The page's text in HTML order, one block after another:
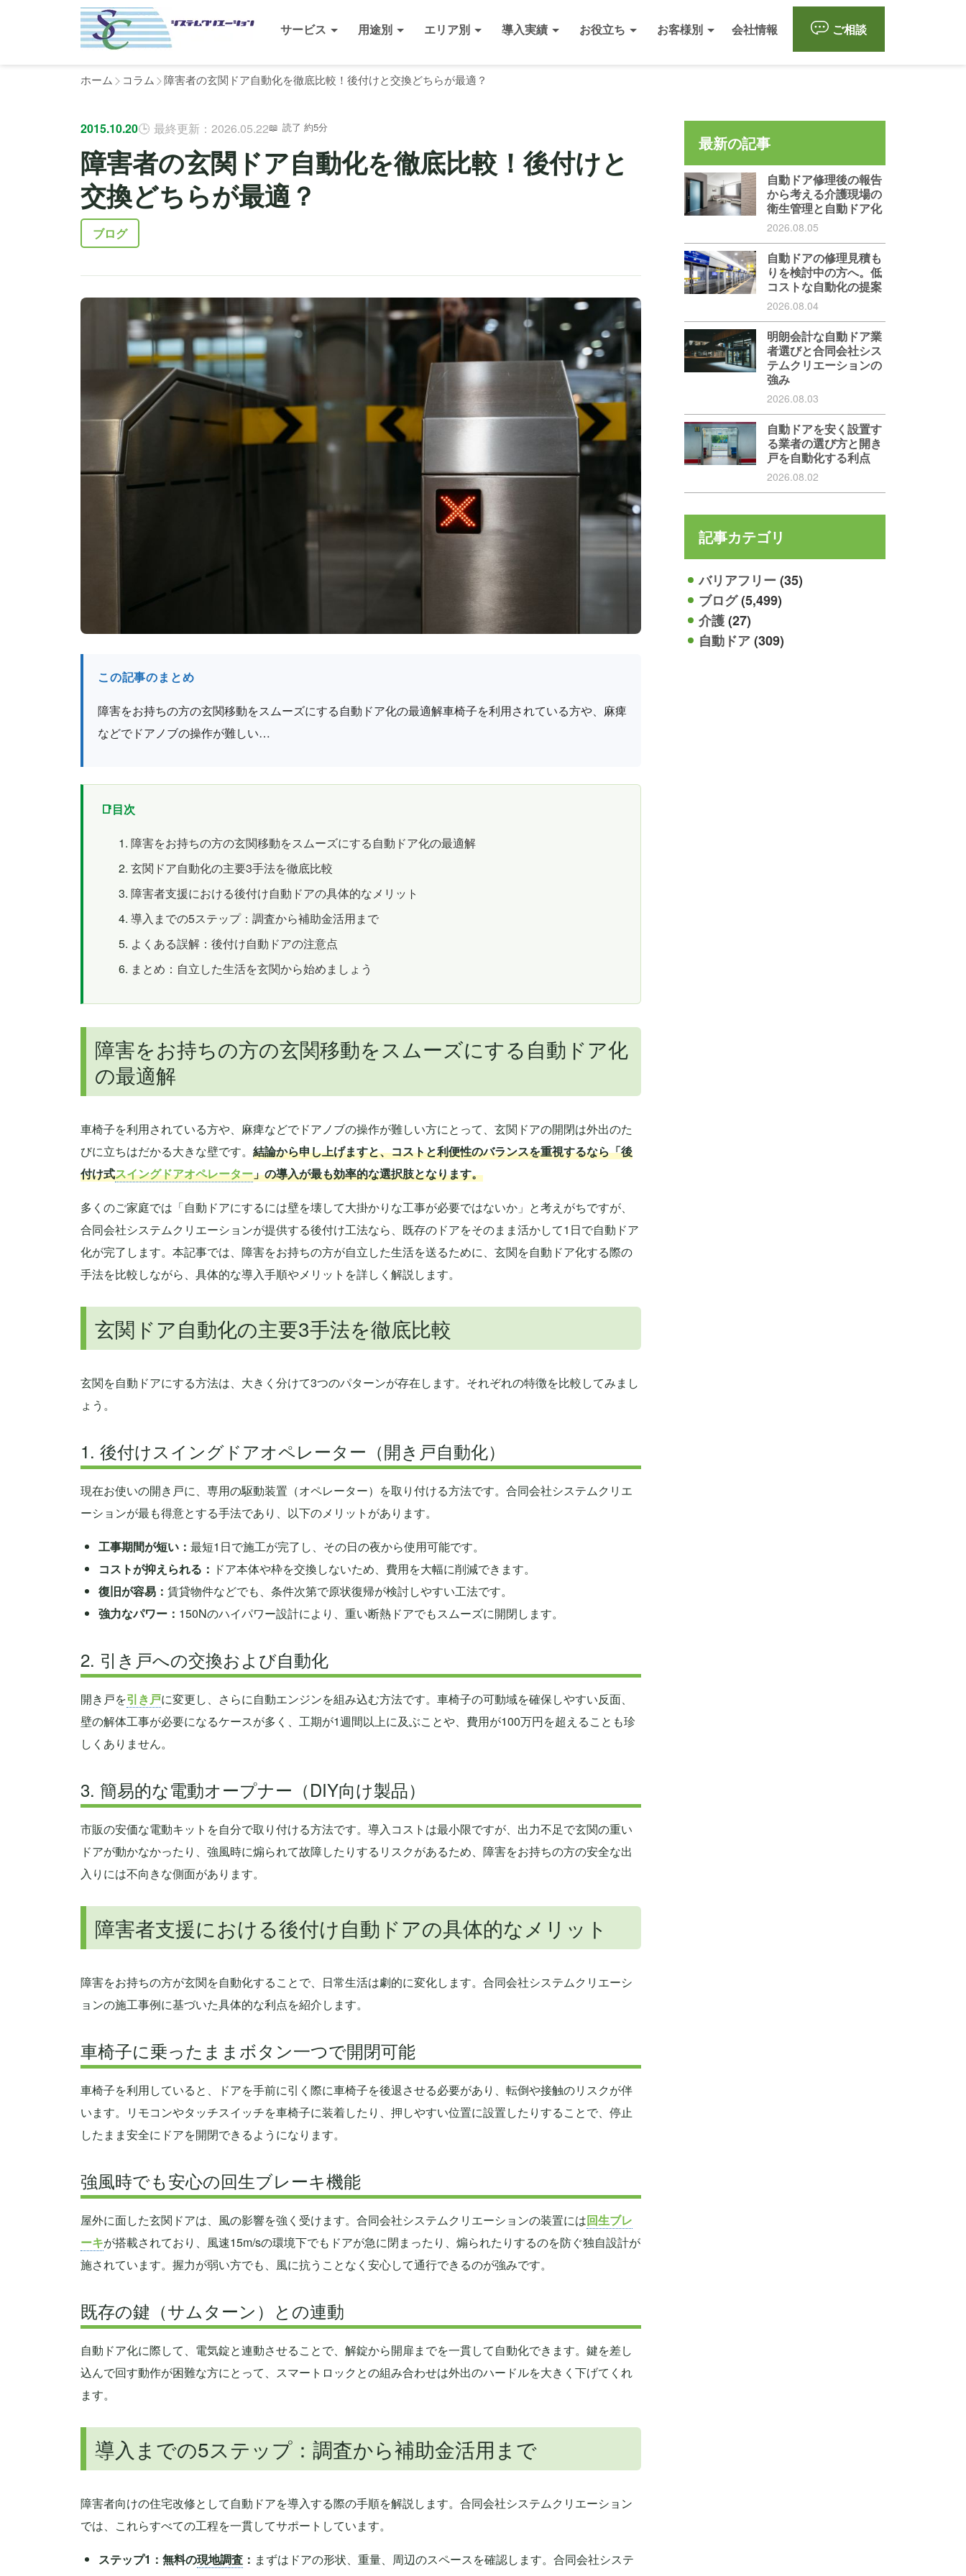
サービス 用途別 エリア別 導入実績 お役立ち お客様別 会社情報 ご相談
ホーム コラム 障害者の玄関ドア自動化を徹底比較！後付けと交換どちらが最適？
2015.10.20 最終更新：2026.05.22 読了 約5分
障害者の玄関ドア自動化を徹底比較！後付けと
交換どちらが最適？
ブログ
この記事のまとめ
障害をお持ちの方の玄関移動をスムーズにする自動ドア化の最適解車椅子を利用されている方や、麻痺
などでドアノブの操作が難しい…
目次
障害をお持ちの方の玄関移動をスムーズにする自動ドア化の最適解
玄関ドア自動化の主要3手法を徹底比較
障害者支援における後付け自動ドアの具体的なメリット
導入までの5ステップ：調査から補助金活用まで
よくある誤解：後付け自動ドアの注意点
まとめ：自立した生活を玄関から始めましょう
障害をお持ちの方の玄関移動をスムーズにする自動ドア化
の最適解
車椅子を利用されている方や、麻痺などでドアノブの操作が難しい方にとって、玄関ドアの開閉は外出のた
びに立ちはだかる大きな壁です。 結論から申し上げますと、コストと利便性のバランスを重視するなら「後
付け式スイングドアオペレーター」の導入が最も効率的な選択肢となります。
多くのご家庭では「自動ドアにするには壁を壊して大掛かりな工事が必要ではないか」と考えがちですが、
合同会社システムクリエーションが提供する後付け工法なら、既存のドアをそのまま活かして1日で自動ドア
化が完了します。本記事では、障害をお持ちの方が自立した生活を送るために、玄関を自動ドア化する際の
手法を比較しながら、具体的な導入手順やメリットを詳しく解説します。
玄関ドア自動化の主要3手法を徹底比較
玄関を自動ドアにする方法は、大きく分けて3つのパターンが存在します。それぞれの特徴を比較してみまし
ょう。
1. 後付けスイングドアオペレーター（開き戸自動化）
現在お使いの開き戸に、専用の駆動装置（オペレーター）を取り付ける方法です。合同会社システムクリエ
ーションが最も得意とする手法であり、以下のメリットがあります。
工事期間が短い： 最短1日で施工が完了し、その日の夜から使用可能です。
コストが抑えられる： ドア本体や枠を交換しないため、費用を大幅に削減できます。
復旧が容易： 賃貸物件などでも、条件次第で原状復帰が検討しやすい工法です。
強力なパワー： 150Nのハイパワー設計により、重い断熱ドアでもスムーズに開閉します。
2. 引き戸への交換および自動化
開き戸を引き戸に変更し、さらに自動エンジンを組み込む方法です。車椅子の可動域を確保しやすい反面、
壁の解体工事が必要になるケースが多く、工期が1週間以上に及ぶことや、費用が100万円を超えることも珍
しくありません。
3. 簡易的な電動オープナー（DIY向け製品）
市販の安価な電動キットを自分で取り付ける方法です。導入コストは最小限ですが、出力不足で玄関の重い
ドアが動かなかったり、強風時に煽られて故障したりするリスクがあるため、障害をお持ちの方の安全な出
入りには不向きな側面があります。
障害者支援における後付け自動ドアの具体的なメリット
障害をお持ちの方が玄関を自動化することで、日常生活は劇的に変化します。合同会社システムクリエーシ
ョンの施工事例に基づいた具体的な利点を紹介します。
車椅子に乗ったままボタン一つで開閉可能
車椅子を利用していると、ドアを手前に引く際に車椅子を後退させる必要があり、転倒や接触のリスクが伴
います。リモコンやタッチスイッチを車椅子に装着したり、押しやすい位置に設置したりすることで、停止
したまま安全にドアを開閉できるようになります。
強風時でも安心の回生ブレーキ機能
屋外に面した玄関ドアは、風の影響を強く受けます。合同会社システムクリエーションの装置には回生ブレ
ーキが搭載されており、風速15m/sの環境下でもドアが急に閉まったり、煽られたりするのを防ぐ独自設計が
施されています。握力が弱い方でも、風に抗うことなく安心して通行できるのが強みです。
既存の鍵（サムターン）との連動
自動ドア化に際して、電気錠と連動させることで、解錠から開扉までを一貫して自動化できます。鍵を差し
込んで回す動作が困難な方にとって、スマートロックとの組み合わせは外出のハードルを大きく下げてくれ
ます。
導入までの5ステップ：調査から補助金活用まで
障害者向けの住宅改修として自動ドアを導入する際の手順を解説します。合同会社システムクリエーション
では、これらすべての工程を一貫してサポートしています。
ステップ1：無料の現地調査 ： まずはドアの形状、重量、周辺のスペースを確認します。合同会社システ
最新の記事
自動ドア修理後の報告
から考える介護現場の
衛生管理と自動ドア化
2026.08.05
自動ドアの修理見積も
りを検討中の方へ。低
コストな自動化の提案
2026.08.04
明朗会計な自動ドア業
者選びと合同会社シス
テムクリエーションの
強み
2026.08.03
自動ドアを安く設置す
る業者の選び方と開き
戸を自動化する利点
2026.08.02
記事カテゴリ
バリアフリー(35)
ブログ(5,499)
介護(27)
自動ドア(309)